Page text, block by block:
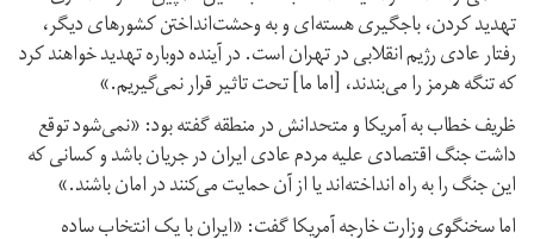
تهدید کردن، باجگیری هسته‌ای و به وحشت‌انداختن کشورهای دیگر،
رفتار عادی رژیم انقلابی در تهران است. در آینده دوباره تهدید خواهند کرد
که تنگه هرمز را می‌بندند، [اما ما] تحت تاثیر قرار نمی‌گیریم.»
ظریف خطاب به آمریکا و متحدانش در منطقه گفته بود: «نمی‌شود توقع
داشت جنگ اقتصادی علیه مردم عادی ایران در جریان باشد و کسانی که
این جنگ را به راه انداخته‌اند یا از آن حمایت می‌کنند در امان باشند.»
اما سخنگوی وزارت خارجه آمریکا گفت: «ایران با یک انتخاب ساده